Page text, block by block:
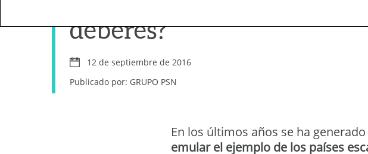
deberes?
12 de septiembre de 2016
Publicado por: GRUPO PSN
En los últimos años se ha
emular el ejemplo de los países